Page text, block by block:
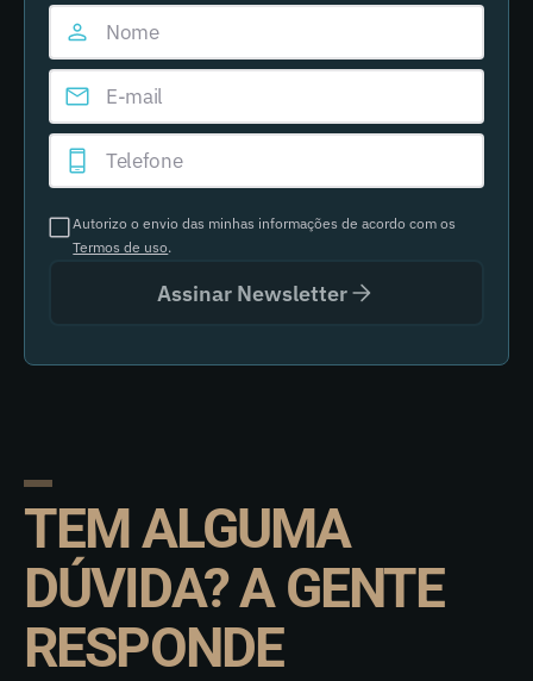
Autorizo o envio das minhas informações de acordo com os
Termos de uso.
Assinar Newsletter
TEM ALGUMA
DÚVIDA? A GENTE
RESPONDE